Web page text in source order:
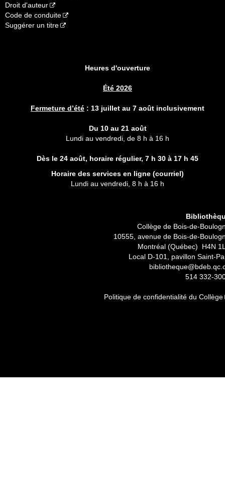
Droit d'auteur
Code de conduite
Suggérer un titre
Heures d'ouverture
Été 2026
Fermeture d’été : 13 juillet au 7 août inclusivement
Du 10 au 21 août
Lundi au vendredi, de 8 h à 16 h
Dès le 24 août, horaire régulier, 7 h 30 à 17 h 45
Horaire des services en ligne (courriel)
Lundi au vendredi, 8 h à 16 h
Collège de Bois-de-
10555, avenue de Bois-de-
Montréal (Québec) H4N
Local D-101, pavillon Saint-
514 332-
Politique de confidentialité du Collège